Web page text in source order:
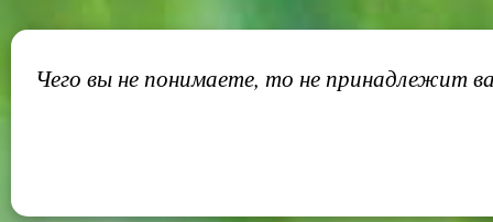
Чего вы не понимаете, то не принадлежит